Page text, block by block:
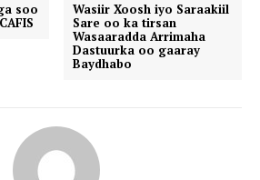
soo
Wasiir Xoosh iyo Saraakiil
Sare oo ka tirsan
Wasaaradda Arrimaha
Dastuurka oo gaaray
Baydhabo